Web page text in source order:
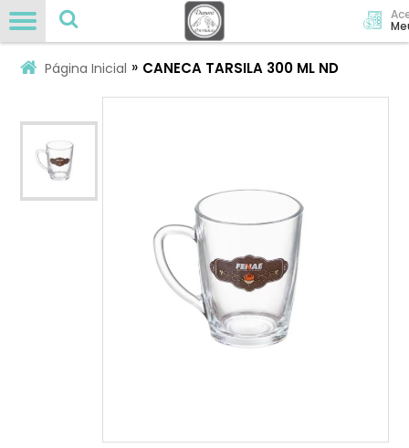
Página Inicial » CANECA TARSILA 300 ML ND